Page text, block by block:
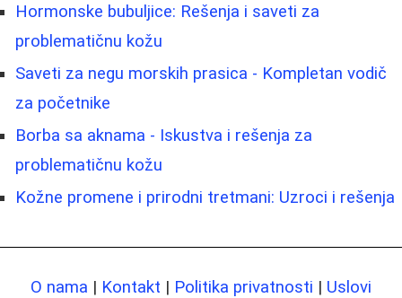
Hormonske bubuljice: Rešenja i saveti za
problematičnu kožu
Saveti za negu morskih prasica - Kompletan vodič
za početnike
Borba sa aknama - Iskustva i rešenja za
problematičnu kožu
Kožne promene i prirodni tretmani: Uzroci i rešenja
O nama | Kontakt | Politika privatnosti | Uslovi